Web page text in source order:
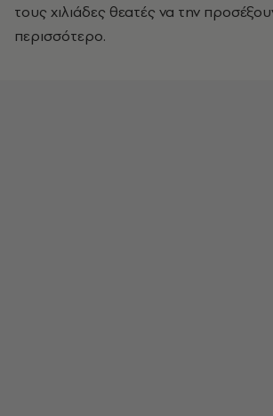
τους χιλιάδες θεατές να την
περισσότερο.